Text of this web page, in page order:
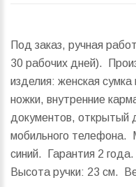
Под заказ, ручная
30 рабочих дней).
изделия: женская
ножки, внутренние
документов, открытый
мобильного телефона.
синий. Гарантия 2 года.
Высота ручки: 23 см.